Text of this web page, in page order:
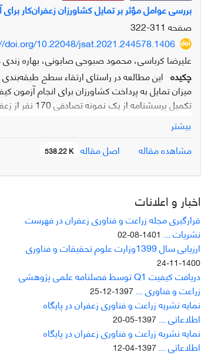
متوسط قیمت کنونی بنه‌های موجود در بازار نشان
بررسی عوامل مؤثر بر تمایل کشاورزان زعفران‌کار
صفحه 311-322
doi.org/10.22048/jsat.2021.244578.1406
علیرضا کرباسی، محمود صبوحی صابونی، بهاره زندی
چکیده این مطالعه در راستای ارتقاء سطح
میزان تمایل به پرداخت کشاورزان برای انجام آزمون
تکمیل
داد که متغیرهای سن، تحصیلات، مالکیت زمین و
برای انجام آزمون کیفیت تأثیر مثبت و
ترویجی می‌تواند در ترغیب کشاورزان جهت انجام
بیشتر
مشاهده مقاله
اصل مقاله 538.22 K
اخبار و اعلانات
قرارگیری مجله زراعت و فناوری زعفران در فهرست
نشریات ... 1401-08-02
ارزیابی سال 1399وزارت علوم تحقیقات و فناوری
1400-11-24
دریافت کیفیت Q1 توسط فصلنامه علمی پژوهشی
زراعت و فناوری ... 1397-12-25
نمایه نشریه زراعت و فناوری زعفران در پایگاه
اطلاعاتی ... 1397-05-20
نمایه نشریه زراعت و فناوری زعفران در پایگاه
اطلاعاتی ... 1397-04-12